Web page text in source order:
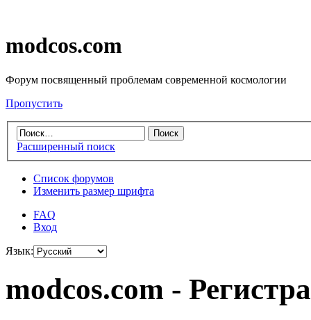
modcos.com
Форум посвященный проблемам современной космологии
Пропустить
Расширенный поиск
Список форумов
Изменить размер шрифта
FAQ
Вход
Язык:
modcos.com -